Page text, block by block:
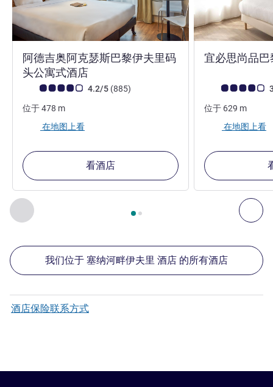
上一个 - 我们在附近的其他酒店 下
第 1页，共 , 我们在附近的其他酒店 1 :, 我们在附近的
阿德吉奥阿克瑟斯巴黎伊夫里码
头公寓式酒店
客户意见评级 (ALL 评级)
4.2/5 (885评论
)
位于478 m
在地图上看
看酒店
宜必思尚品
客户意见评级
位于 629 m
在地图上看
我们位于 塞纳河畔伊夫里 酒店 的所有酒店
酒店保险联系方式